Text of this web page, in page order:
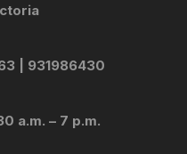
| 931986430
a.m. – 7 p.m.